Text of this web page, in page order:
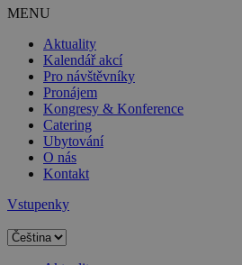
MENU
Aktuality
Kalendář akcí
Pro návštěvníky
Pronájem
Kongresy & Konference
Catering
Ubytování
O nás
Kontakt
Vstupenky